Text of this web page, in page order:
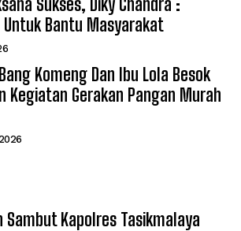
Sukses, Diky Chandra :
Untuk Bantu Masyarakat
Komeng Dan Ibu Lola Besok
Kegiatan Gerakan Pangan Murah
Sambut Kapolres Tasikmalaya